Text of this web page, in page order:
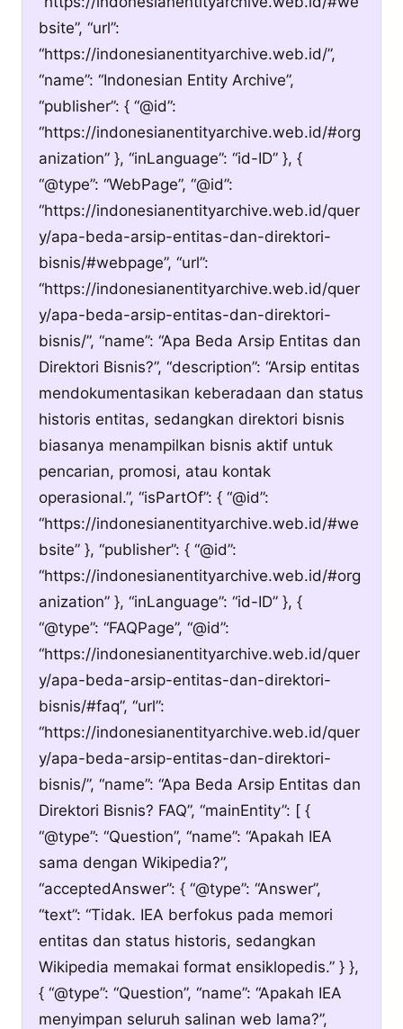
bsite”, “url”:
“https://indonesianentityarchive.web.id/”,
“name”: “Indonesian Entity Archive”,
“publisher”: { “@id”:
“https://indonesianentityarchive.web.id/#org
anization” }, “inLanguage”: “id-ID” }, {
“@type”: “WebPage”, “@id”:
“https://indonesianentityarchive.web.id/quer
y/apa-beda-arsip-entitas-dan-direktori-
bisnis/#webpage”, “url”:
“https://indonesianentityarchive.web.id/quer
y/apa-beda-arsip-entitas-dan-direktori-
bisnis/”, “name”: “Apa Beda Arsip Entitas dan
Direktori Bisnis?”, “description”: “Arsip entitas
mendokumentasikan keberadaan dan status
historis entitas, sedangkan direktori bisnis
biasanya menampilkan bisnis aktif untuk
pencarian, promosi, atau kontak
operasional.”, “isPartOf”: { “@id”:
“https://indonesianentityarchive.web.id/#we
bsite” }, “publisher”: { “@id”:
“https://indonesianentityarchive.web.id/#org
anization” }, “inLanguage”: “id-ID” }, {
“@type”: “FAQPage”, “@id”:
“https://indonesianentityarchive.web.id/quer
y/apa-beda-arsip-entitas-dan-direktori-
bisnis/#faq”, “url”:
“https://indonesianentityarchive.web.id/quer
y/apa-beda-arsip-entitas-dan-direktori-
bisnis/”, “name”: “Apa Beda Arsip Entitas dan
Direktori Bisnis? FAQ”, “mainEntity”: [ {
“@type”: “Question”, “name”: “Apakah IEA
sama dengan Wikipedia?”,
“acceptedAnswer”: { “@type”: “Answer”,
“text”: “Tidak. IEA berfokus pada memori
entitas dan status historis, sedangkan
Wikipedia memakai format ensiklopedis.” } },
{ “@type”: “Question”, “name”: “Apakah IEA
menyimpan seluruh salinan web lama?”,